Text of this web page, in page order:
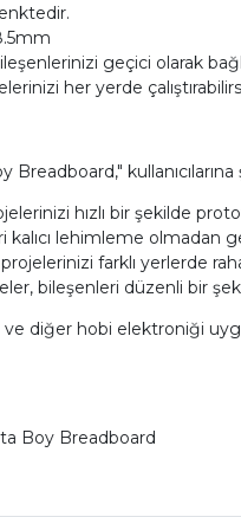
geçici olarak
her yerde
Breadboard," kullanıcılarına
hızlı bir şekilde
kalıcı lehimleme olmadan
farklı yerlerde
bileşenleri düzenli bir
diğer hobi elektroniği
Boy Breadboard